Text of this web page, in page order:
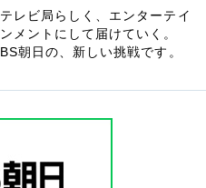
テレビ局らしく、エンターテイ
ンメントにして届けていく。
BS朝日の、新しい挑戦です。